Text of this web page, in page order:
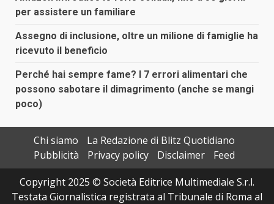
per assistere un familiare
Assegno di inclusione, oltre un milione di famiglie ha
ricevuto il beneficio
Perché hai sempre fame? I 7 errori alimentari che
possono sabotare il dimagrimento (anche se mangi
poco)
Chi siamo
La Redazione di Blitz Quotidiano
Pubblicità
Privacy policy Disclaimer
Feed
Copyright 2025 © Società Editrice Multimediale S.r.l.
Testata Giornalistica registrata al Tribunale di Roma al